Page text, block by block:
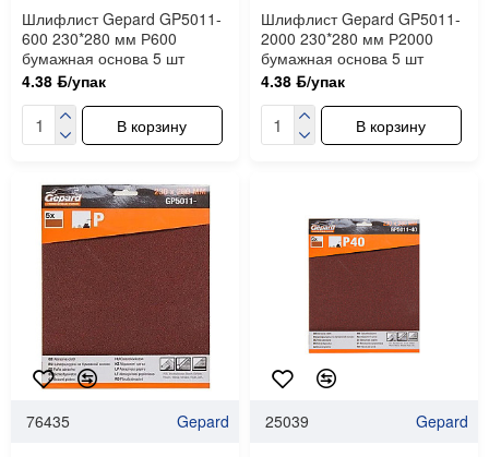
Шлифлист Gepard GP5011-
600 230*280 мм Р600
бумажная основа 5 шт
4.38 ƃ/упак
В корзину
Шлифлист Gepard GP5011-
2000 230*280 мм Р2000
бумажная основа 5 шт
4.38 ƃ/упак
В корзину
76435 Gepard 25039 Gepard